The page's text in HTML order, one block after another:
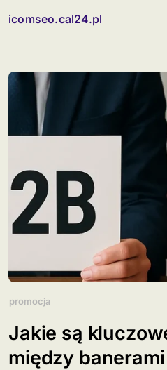
icomseo.cal24.pl
promocja
Jakie są
między